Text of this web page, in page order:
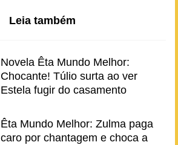
Leia também
Novela Êta Mundo Melhor:
Chocante! Túlio surta ao ver
Estela fugir do casamento
Êta Mundo Melhor: Zulma paga
caro por chantagem e choca a